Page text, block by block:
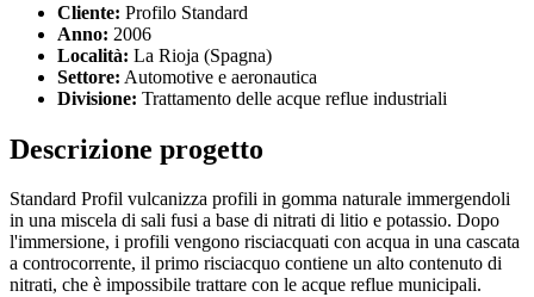
Cliente: Profilo Standard
Anno: 2006
Località: La Rioja (Spagna)
Settore: Automotive e aeronautica
Divisione: Trattamento delle acque reflue industriali
Descrizione progetto
Standard Profil vulcanizza profili in gomma naturale immergendoli
in una miscela di sali fusi a base di nitrati di litio e potassio. Dopo
l'immersione, i profili vengono risciacquati con acqua in una cascata
a controcorrente, il primo risciacquo contiene un alto contenuto di
nitrati, che è impossibile trattare con le acque reflue municipali.